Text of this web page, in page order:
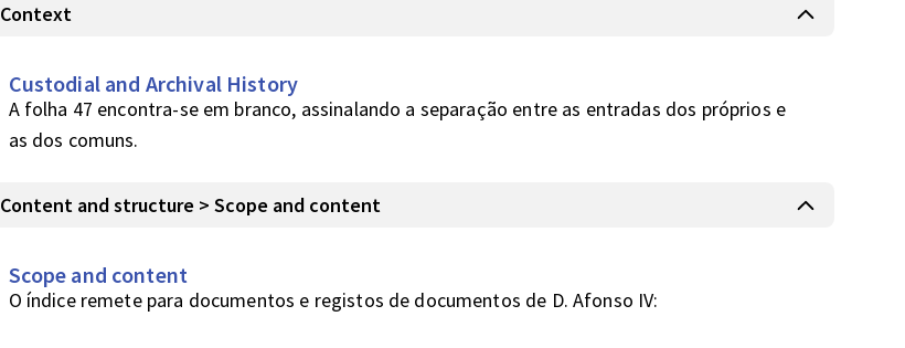
Context
Custodial and Archival History
A folha 47 encontra-se em branco, assinalando a separação entre as entradas dos próprios e
as dos comuns.
Content and structure > Scope and content
Scope and content
O índice remete para documentos e registos de documentos de D. Afonso IV: